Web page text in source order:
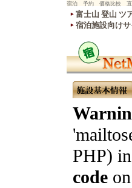
宿泊 予約 価格比較 直
富士山 登山 ツ
宿泊施設向け
PHP)
code